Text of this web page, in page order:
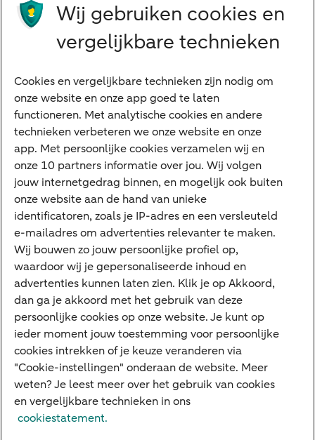
Advocaten en notarissen
Diensten
VraagHugo
Corporate Finance
Tikkie zakelijk
Cyber Veilig & Zeker
Private Banking
Interessant
Sectoren & trends
Ondernemersverhalen
Valutacentrum
Alles over PSD2
Business Community
Over ABN AMRO
Wij gebruiken cookies en
vergelijkbare technieken
Cookies en vergelijkbare technieken zijn nodig om
onze website en onze app goed te laten
functioneren. Met analytische cookies en andere
technieken verbeteren we onze website en onze
app. Met persoonlijke cookies verzamelen wij en
onze 10 partners informatie over jou. Wij volgen
jouw internetgedrag binnen, en mogelijk ook buiten
onze website aan de hand van unieke
identificatoren, zoals je IP-adres en een versleuteld
e-mailadres om advertenties relevanter te maken.
Wij bouwen zo jouw persoonlijke profiel op,
waardoor wij je gepersonaliseerde inhoud en
advertenties kunnen laten zien. Klik je op Akkoord,
dan ga je akkoord met het gebruik van deze
persoonlijke cookies op onze website. Je kunt op
ieder moment jouw toestemming voor persoonlijke
cookies intrekken of je keuze veranderen via
"Cookie-instellingen" onderaan de website. Meer
weten? Je leest meer over het gebruik van cookies
en vergelijkbare technieken in ons
cookiestatement.